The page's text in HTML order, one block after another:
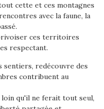
cette et ces montagnes
avec la faune, la
ces territoires
respectant.
redécouvre des
contribuent au
qu'il ne ferait tout seul,